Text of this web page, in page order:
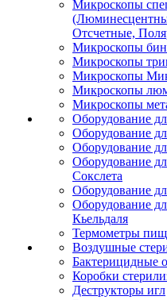
Микроскопы
Отсчетные,
Микроскопы
Микроскопы
Микроскопы
Микроскопы
Микроскопы
Оборудование
Оборудование
Оборудование
Оборудование
Сокслета
Оборудование
Оборудование
Кьельдаля
Термометры
Воздушные
Бактерицидные
Коробки
Деструкторы игл